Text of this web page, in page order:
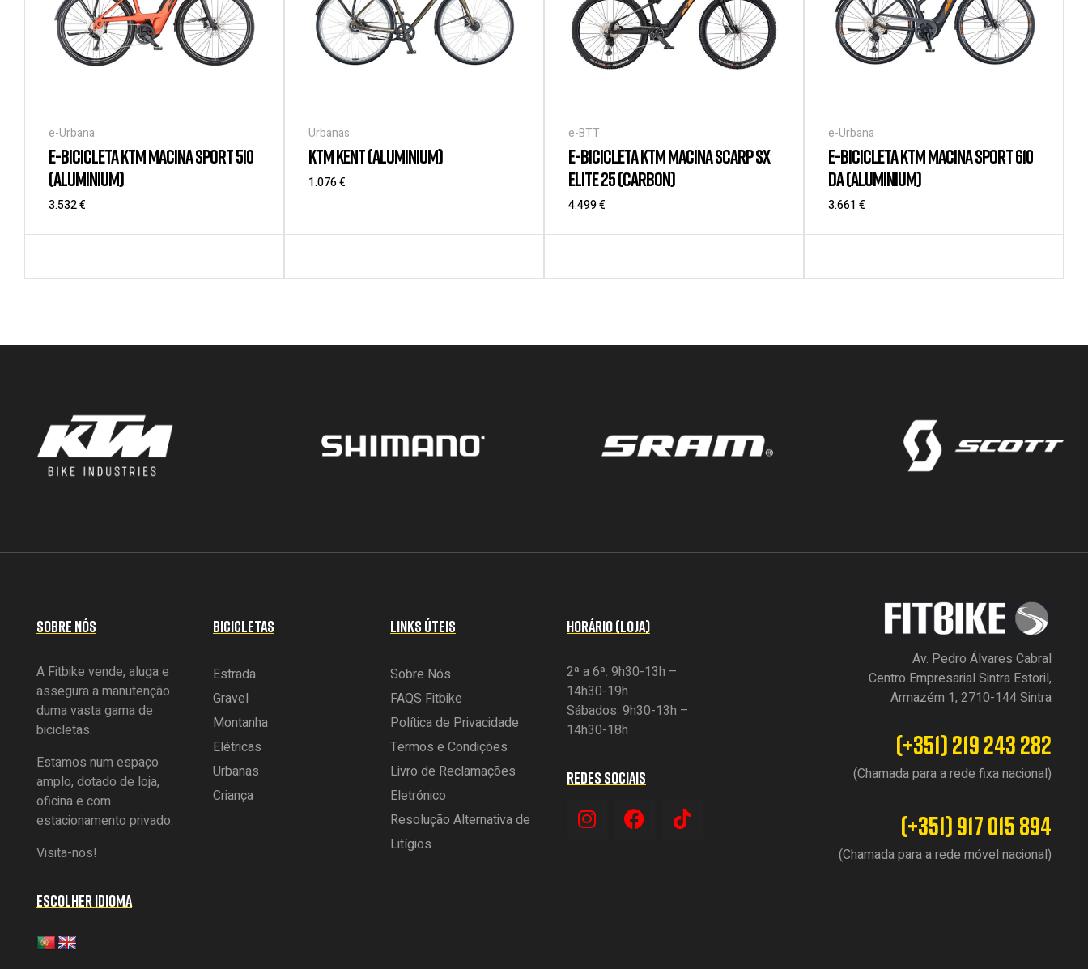
e-Urbana
E-BICICLETA KTM MACINA SPORT 510
(ALUMINIUM)
3.532€
Urbanas
KTM KENT (ALUMINIUM)
1.076€
e-BTT
E-BICICLETA KTM MACINA SCARP SX
ELITE 25 (CARBON)
4.499€
e-Urbana
E-BICICLETA KTM MACINA SPORT 610
DA (ALUMINIUM)
3.661 €
SOBRE NÓS
A Fitbike vende, aluga e
assegura a manutenção
duma vasta gama de
bicicletas.
Estamos num espaço
amplo, dotado de loja,
oficina e com
estacionamento privado.
Visita-nos!
ESCOLHER IDIOMA
BICICLETAS
Estrada
Gravel
Montanha
Elétricas
Urbanas
Criança
LINKS ÚTEIS
Sobre Nós
FAQS Fitbike
Política de Privacidade
Termos e Condições
Livro de Reclamações
Eletrónico
Resolução Alternativa de
Litígios
HORÁRIO (LOJA)
2ª a 6ª: 9h30-13h –
14h30-19h
Sábados: 9h30-13h –
14h30-18h
REDES SOCIAIS
Av. Pedro Álvares Cabral
Centro Empresarial Sintra Estoril,
Armazém 1, 2710-144 Sintra
(+351) 219 243 282
(Chamada para a rede fixa nacional)
(+351) 917 015 894
(Chamada para a rede móvel nacional)